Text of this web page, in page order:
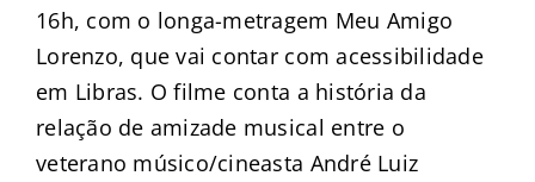
16h, com o longa-metragem Meu Amigo
Lorenzo, que vai contar com acessibilidade
em Libras. O filme conta a história da
relação de amizade musical entre o
veterano músico/cineasta André Luiz